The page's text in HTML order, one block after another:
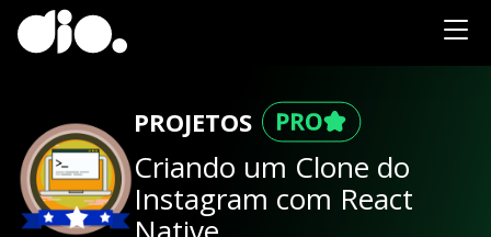
PROJETOS
Criando um Clone do
Instagram com React